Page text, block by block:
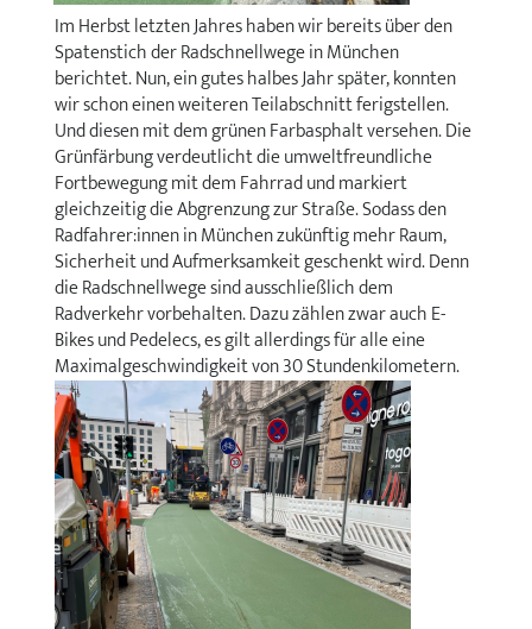
Im Herbst letzten Jahres haben wir bereits über den
Spatenstich der Radschnellwege in München
berichtet. Nun, ein gutes halbes Jahr später, konnten
wir schon einen weiteren Teilabschnitt ferigstellen.
Und diesen mit dem grünen Farbasphalt versehen. Die
Grünfärbung verdeutlicht die umweltfreundliche
Fortbewegung mit dem Fahrrad und markiert
gleichzeitig die Abgrenzung zur Straße. Sodass den
Radfahrer:innen in München zukünftig mehr Raum,
Sicherheit und Aufmerksamkeit geschenkt wird. Denn
die Radschnellwege sind ausschließlich dem
Radverkehr vorbehalten. Dazu zählen zwar auch E-
Bikes und Pedelecs, es gilt allerdings für alle eine
Maximalgeschwindigkeit von 30 Stundenkilometern.